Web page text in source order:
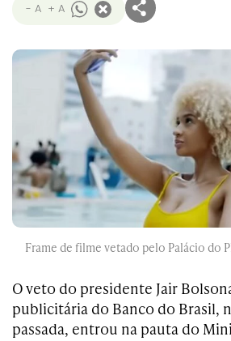
- A + A
Frame de filme vetado pelo Palácio do
O veto do presidente Jair
publicitária do Banco do Brasil,
passada, entrou na pauta do